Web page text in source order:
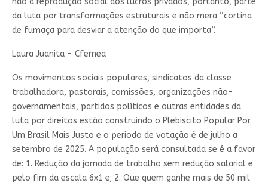
da luta por transformações estruturais e não mera “cortina
de fumaça para desviar a atenção do que importa”.
Laura Juanita - Cfemea
Os movimentos sociais populares, sindicatos da classe
trabalhadora, pastorais, comissões, organizações não-
governamentais, partidos políticos e outras entidades da
luta por direitos estão construindo o Plebiscito Popular Por
Um Brasil Mais Justo e o período de votação é de julho a
setembro de 2025. A população será consultada se é a favor
de: 1. Redução da jornada de trabalho sem redução salarial e
pelo fim da escala 6x1 e; 2. Que quem ganhe mais de 50 mil